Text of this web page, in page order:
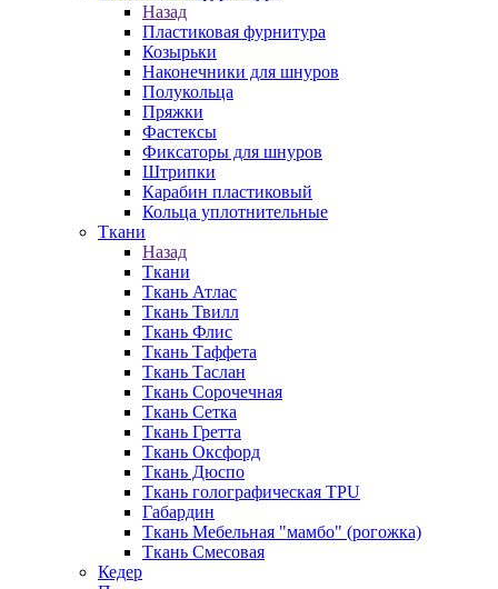
Назад
Пластиковая фурнитура
Козырьки
Наконечники для шнуров
Полукольца
Пряжки
Фастексы
Фиксаторы для шнуров
Штрипки
Карабин пластиковый
Кольца уплотнительные
Ткани
Назад
Ткани
Ткань Атлас
Ткань Твилл
Ткань Флис
Ткань Таффета
Ткань Таслан
Ткань Сорочечная
Ткань Сетка
Ткань Гретта
Ткань Оксфорд
Ткань Дюспо
Ткань голографическая TPU
Габардин
Ткань Мебельная "мамбо" (рогожка)
Ткань Смесовая
Кедер